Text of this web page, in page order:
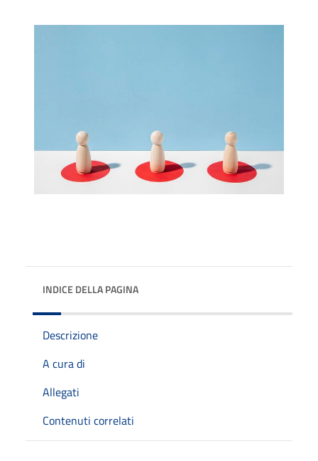
INDICE DELLA PAGINA
Descrizione
A cura di
Allegati
Contenuti correlati